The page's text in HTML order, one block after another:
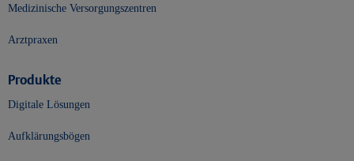
Medizinische Versorgungszentren
Arztpraxen
Produkte
Digitale Lösungen
Aufklärungsbögen